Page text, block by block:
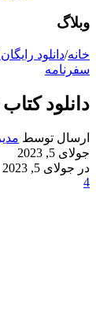
وبلاگ
خانه/دانلود
سفرنامه
دانلود
ارسال توسط
جولای 5, 2023
در جولای 5, 2023
4